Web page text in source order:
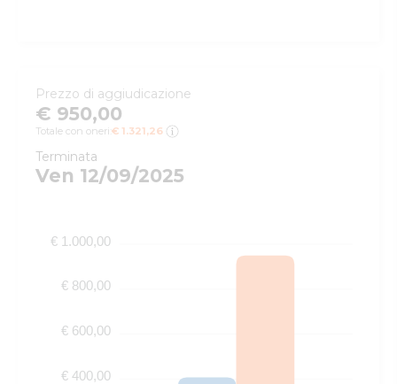
Prezzo di aggiudicazione
€ 950,00
Totale con oneri: € 1.321,26
Terminata
Ven 12/09/2025
€ 1.000,00
€ 800,00
€ 600,00
€ 400,00